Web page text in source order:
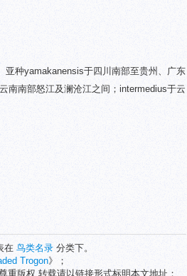
亚种yamakanensis于四川南部至贵州、广东
南南部怒江及澜沧江之间；intermedius于云
在 鸟类名录 分类下。
Trogon》；
重版权,转载请以链接形式标明本文地址；